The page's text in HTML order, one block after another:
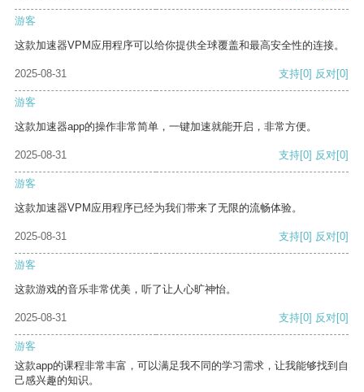
游客
这款加速器VPM应用程序可以给你提供全球覆盖和最高安全性的连接。
2025-08-31 支持[0] 反对[0]
游客
这款加速器app的操作非常简单，一键加速就能开启，非常方便。
2025-08-31 支持[0] 反对[0]
游客
这款加速器VPM应用程序已经为我们带来了无限的流畅体验。
2025-08-31 支持[0] 反对[0]
游客
这款游戏的音乐非常优美，听了让人心旷神怡。
2025-08-31 支持[0] 反对[0]
游客
这款app的课程非常丰富，可以满足我不同的学习需求，让我能够找到自
己感兴趣的知识。